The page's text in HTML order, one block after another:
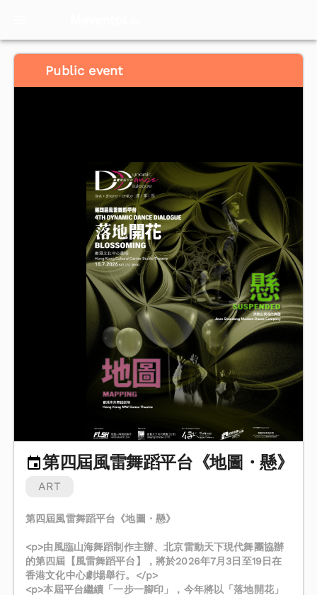
Public event
第四屆風雷舞蹈平台《地圖・懸》
ART
第四屆風雷舞蹈平台《地圖・懸》
<p>由風臨山海舞蹈制作主辦、北京雷動天下現代舞團協辦
的第四屆【風雷舞蹈平台】，將於2026年7月3日至19日在
香港文化中心劇場舉行。</p>
<p>本屆平台繼續「一步一腳印」，今年將以「落地開花」